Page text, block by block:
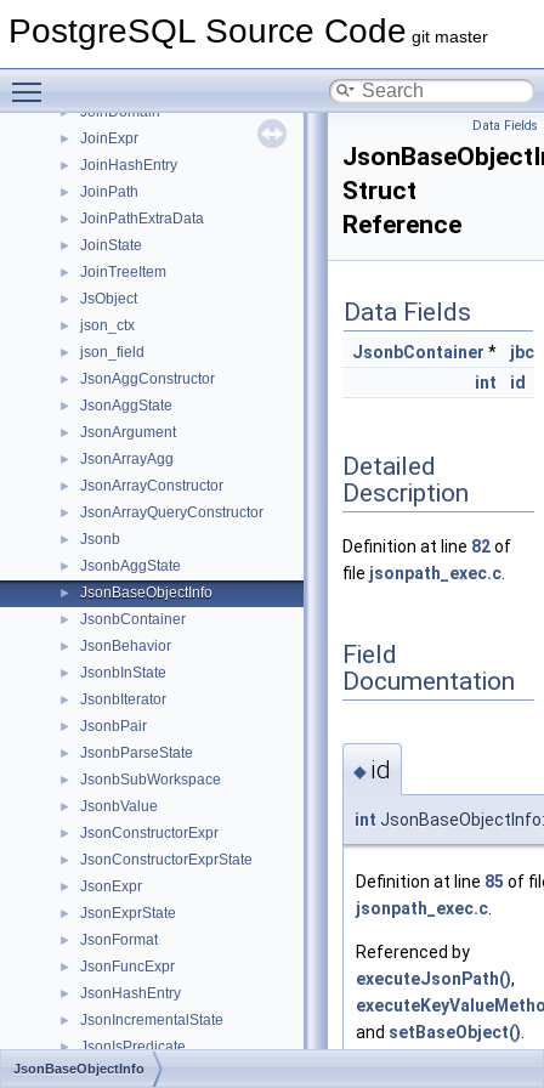
PostgreSQL Source Code git master
► JitProviderCallbacks
► JoinDomain
► JoinExpr
► JoinHashEntry
► JoinPath
► JoinPathExtraData
► JoinState
► JoinTreeItem
► JsObject
► json_ctx
► json_field
► JsonAggConstructor
► JsonAggState
► JsonArgument
► JsonArrayAgg
► JsonArrayConstructor
► JsonArrayQueryConstructor
► Jsonb
► JsonbAggState
► JsonBaseObjectInfo
► JsonbContainer
► JsonBehavior
► JsonbInState
► JsonbIterator
► JsonbPair
► JsonbParseState
► JsonbSubWorkspace
► JsonbValue
► JsonConstructorExpr
► JsonConstructorExprState
► JsonExpr
► JsonExprState
► JsonFormat
► JsonFuncExpr
► JsonHashEntry
► JsonIncrementalState
► JsonIsPredicate
► JsonKeyValue
Data Fields
Struct
Reference
Data Fields
JsonbContainer *
jbc
int
id
Detailed
Description
Definition at line 82of
file jsonpath_exec.c
Field
Documentation
◆ id
int
Definition at line 85 of
jsonpath_exec.c
Referenced by
executeJsonPath(),
and setBaseObject()
JsonBaseObjectInfo